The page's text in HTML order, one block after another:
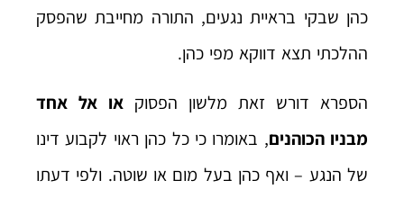
כהן שבקי בראיית נגעים, התורה מחייבת שהפסק
ההלכתי תצא דווקא מפי כהן.
הספרא דורש זאת מלשון הפסוק או אל אחד
מבניו הכוהנים, באומרו כי כל כהן ראוי לקבוע דינו
של הנגע – ואף כהן בעל מום או שוטה. ולפי דעתו